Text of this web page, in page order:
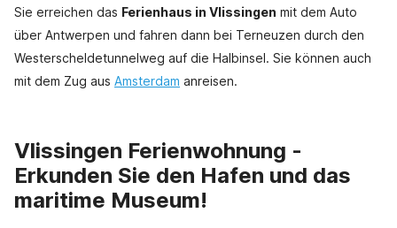
Sie erreichen das Ferienhaus in Vlissingen mit dem Auto
über Antwerpen und fahren dann bei Terneuzen durch den
Westerscheldetunnelweg auf die Halbinsel. Sie können auch
mit dem Zug aus Amsterdam anreisen.
Vlissingen Ferienwohnung -
Erkunden Sie den Hafen und das
maritime Museum!